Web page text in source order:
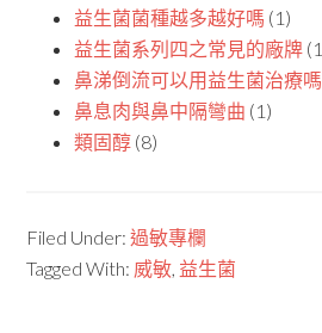
益生菌菌種越多越好嗎 (1)
益生菌系列四之常見的廠牌
鼻涕倒流可以用益生菌治療嗎
鼻息肉與鼻中隔彎曲 (1)
類固醇 (8)
Filed Under:過敏專欄
Tagged With: 威敏, 益生菌